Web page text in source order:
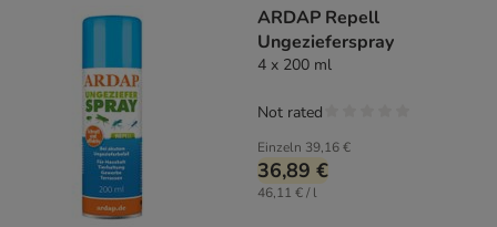
ARDAP Repell
Ungezieferspray
4 x 200 ml
Einzeln 39,16 €
36,89 €
46,11 € / l
Not rated